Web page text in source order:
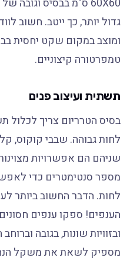
גדול יותר, כך ייטב. חשוב
ומוצב במקום שקט יחסית
טמפרטורה קיצוניים.
תשתית ועיצוב פנים
בסיס הטרריום צריך
לחות גבוהה. שבבי קוקוס,
שניהם הם אפשרויות
מספר סנטימטרים כדי
לחות. הדבר החשוב ביותר
הענפים! ספקו ענפים
ובזוויות שונות, בגובה
מספיק לשאת את משקל